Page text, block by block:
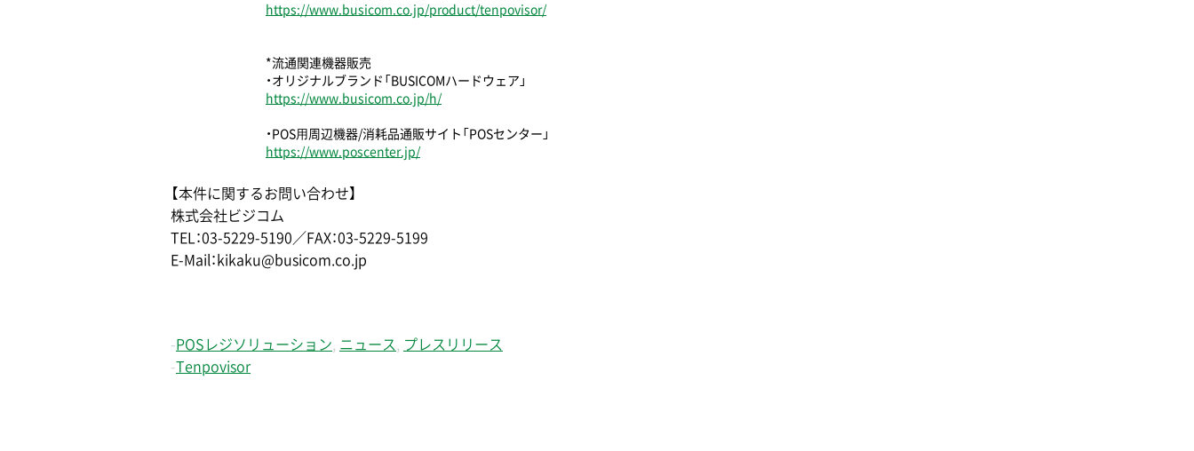
https://www.busicom.co.jp/product/tenpovisor/
*流通関連機器販売
・オリジナルブランド「BUSICOMハードウェア」
https://www.busicom.co.jp/h/
・POS⽤周辺機器/消耗品通販サイト「POSセンター」
https://www.poscenter.jp/
【本件に関するお問い合わせ】
株式会社ビジコム
TEL：03-5229-5190／FAX：03-5229-5199
E-Mail：kikaku@busicom.co.jp
- POSレジソリューション ニュース
プレスリリース
-Tenpovisor